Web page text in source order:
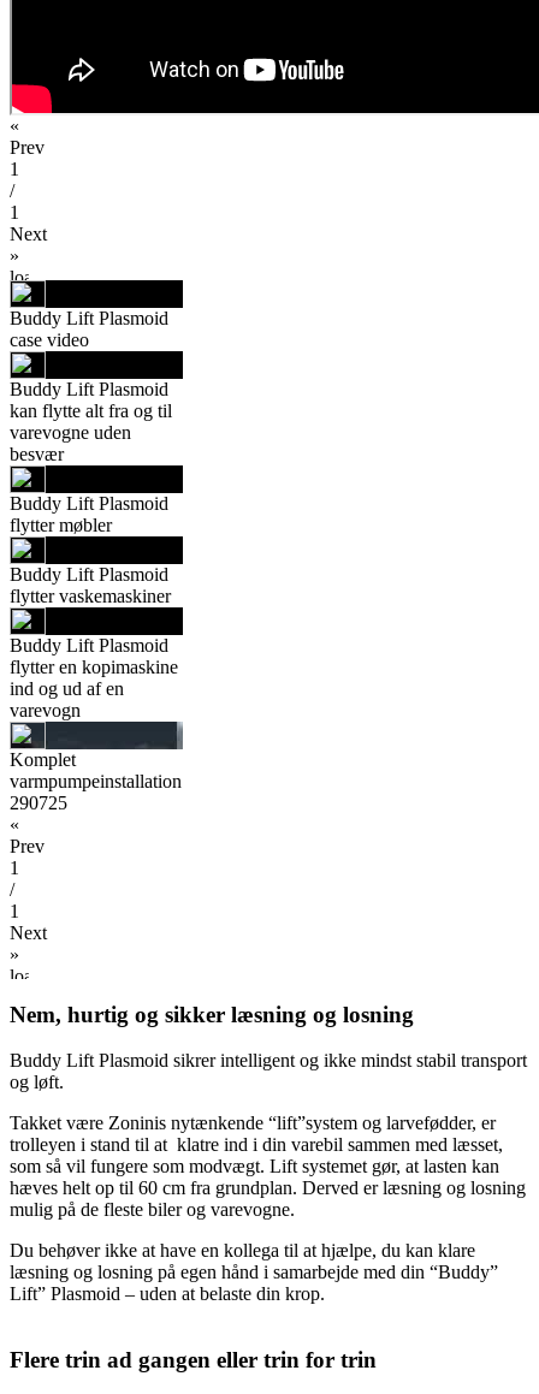
«
Prev
1
/
1
Next
»
Buddy Lift Plasmoid
case video
Buddy Lift Plasmoid
kan flytte alt fra og til
varevogne uden
besvær
Buddy Lift Plasmoid
flytter møbler
Buddy Lift Plasmoid
flytter vaskemaskiner
Buddy Lift Plasmoid
flytter en kopimaskine
ind og ud af en
varevogn
Komplet
varmpumpeinstallation
290725
«
Prev
1
/
1
Next
»
Nem, hurtig og sikker læsning og losning
Buddy Lift Plasmoid sikrer intelligent og ikke mindst stabil transport
og løft.
Takket være Zoninis nytænkende “lift”system og larvefødder, er
trolleyen i stand til at klatre ind i din varebil sammen med læsset,
som så vil fungere som modvægt. Lift systemet gør, at lasten kan
hæves helt op til 60 cm fra grundplan. Derved er læsning og losning
mulig på de fleste biler og varevogne.
Du behøver ikke at have en kollega til at hjælpe, du kan klare
læsning og losning på egen hånd i samarbejde med din “Buddy”
Lift” Plasmoid – uden at belaste din krop.
Flere trin ad gangen eller trin for trin